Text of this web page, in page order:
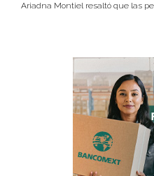
Ariadna Montiel resaltó que las